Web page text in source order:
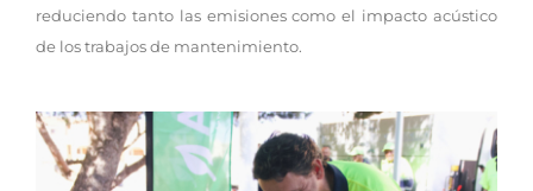
reduciendo tanto las emisiones como el impacto acústico
de los trabajos de mantenimiento.